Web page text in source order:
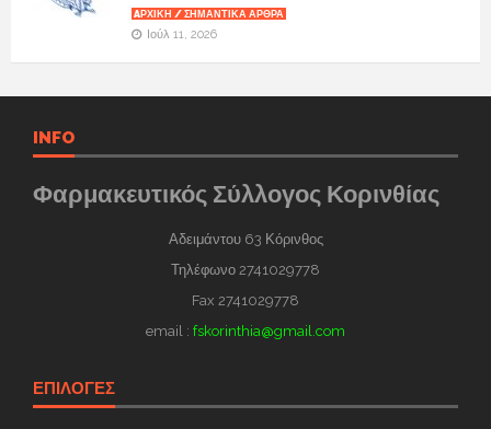
AΡΧΙΚΉ / ΣΗΜΑΝΤΙΚΆ ΆΡΘΡΑ
Ιούλ 11, 2026
INFO
Φαρμακευτικός Σύλλογος Κορινθίας
Αδειμάντου 63 Κόρινθος
Τηλέφωνο 2741029778
Fax 2741029778
email : fskorinthia@gmail.com
ΕΠΙΛΟΓΕΣ